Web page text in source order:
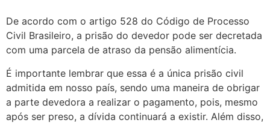
De acordo com o artigo 528 do Código de Processo
Civil Brasileiro, a prisão do devedor pode ser decretada
com uma parcela de atraso da pensão alimentícia.
É importante lembrar que essa é a única prisão civil
admitida em nosso país, sendo uma maneira de obrigar
a parte devedora a realizar o pagamento, pois, mesmo
após ser preso, a dívida continuará a existir. Além disso,